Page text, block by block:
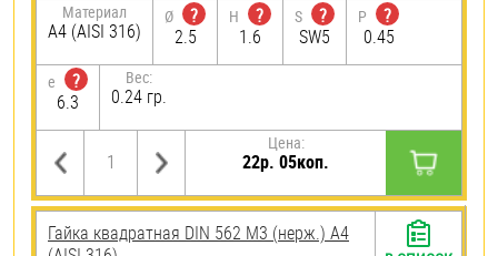
Материал
A4 (AISI 316)
Ø
?
2.5
H
?
1.6
S
?
SW5
P
?
0.45
e
?
6.3
Вес:
0.24 гр.
Цена:
22р. 05коп.
Гайка квадратная DIN 562 М3 (нерж.) A4